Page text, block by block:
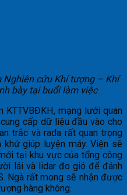
Nghiên cứu Khí tượng – Khí
bày tại buổi làm việc
mạng lưới quan
cấp dữ liệu đầu vào cho
trắc và rada rất quan trọng
giúp luyện máy. Viện sẽ
tại khu vực của tổng công
lái và lidar đo gió để đánh
Ngà rất mong sẽ nhận được
hàng không.